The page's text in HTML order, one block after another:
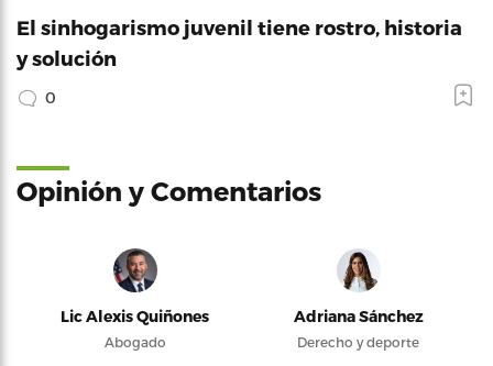
El sinhogarismo juvenil tiene rostro, historia
y solución
0
Opinión y Comentarios
Lic Alexis Quiñones
Abogado
Adriana Sánchez
Derecho y deporte